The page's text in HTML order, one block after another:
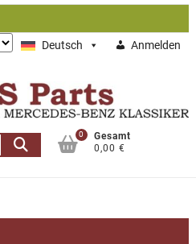
Deutsch Anmelden
Suchen
nach:
0
Gesamt
0,00 €